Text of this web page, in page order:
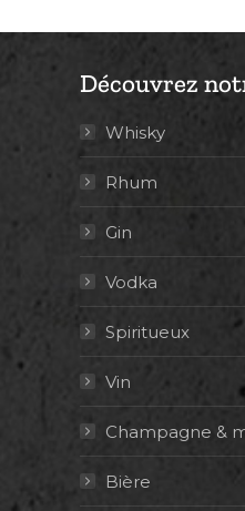
Découvrez
Whisky
Rhum
Gin
Vodka
Spiritueux
Vin
Champagne &
Bière